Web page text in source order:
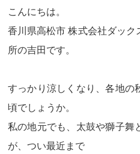
こんにちは。
香川県高松市 株式会社ダッ
所の吉田です。
すっかり涼しくなり、各地の
頃でしょうか。
私の地元でも、太鼓や獅子舞
が、つい最近まで